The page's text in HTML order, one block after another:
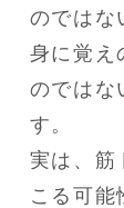
のではな
身に覚え
のではな
す。
実は、筋
こる可能